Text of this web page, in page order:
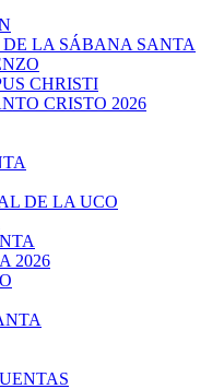
LA SÁBANA SANTA
CHRISTI
CRISTO 2026
DE LA UCO
2026